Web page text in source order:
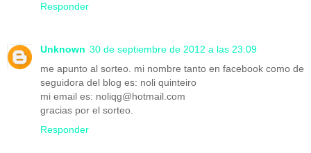
Responder
Unknown 30 de septiembre de 2012 a las 23:09
me apunto al sorteo. mi nombre tanto en facebook como de
seguidora del blog es: noli quinteiro
mi email es: noliqg@hotmail.com
gracias por el sorteo.
Responder